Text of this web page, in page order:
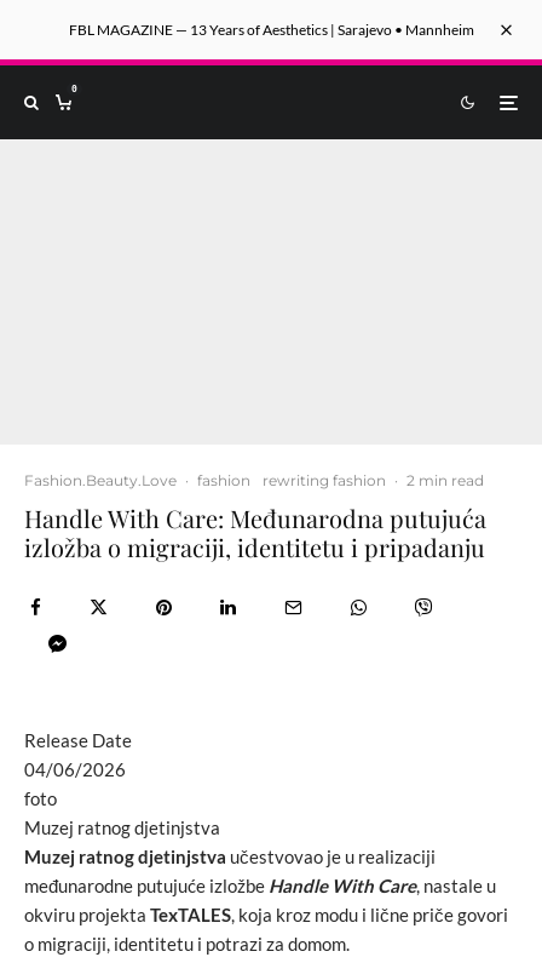
FBL MAGAZINE — 13 Years of Aesthetics | Sarajevo • Mannheim
0
Fashion.Beauty.Love · fashion rewriting fashion · 2 min read
Handle With Care: Međunarodna putujuća
izložba o migraciji, identitetu i pripadanju
Release Date
04/06/2026
foto
Muzej ratnog djetinjstva
Muzej ratnog djetinjstva učestvovao je u realizaciji
međunarodne putujuće izložbe Handle With Care, nastale u
okviru projekta TexTALES, koja kroz modu i lične priče govori
o migraciji, identitetu i potrazi za domom.